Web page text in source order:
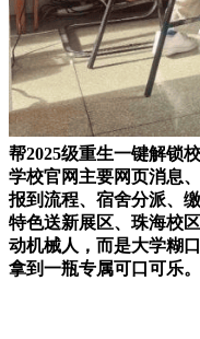
帮2025级重生一键解锁
学校官网主要网页消息
报到流程、宿舍分派、
特色送新展区、珠海校
动机械人，而是大学糊
拿到一瓶专属可口可乐